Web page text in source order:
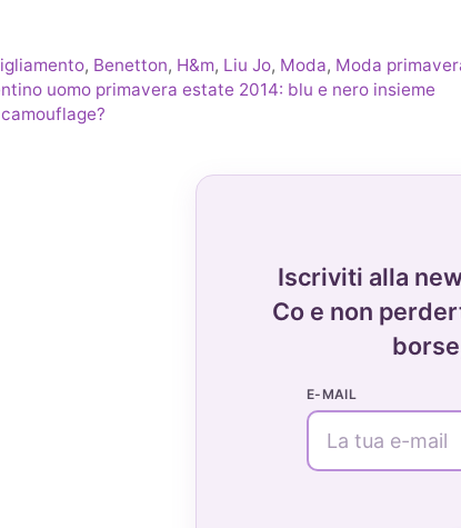
, Benetton, H&m, Liu Jo, Moda, Moda
uomo primavera estate 2014: blu e nero insieme
Iscriviti alla
Co e non
E-MAIL